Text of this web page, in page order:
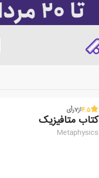
4.5از7رأی
کتاب متافیزیک
Metaphysics